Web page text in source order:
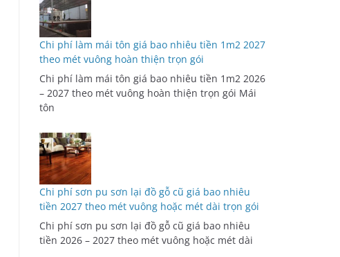
Chi phí làm mái tôn giá bao nhiêu tiền 1m2 2027
theo mét vuông hoàn thiện trọn gói
Chi phí làm mái tôn giá bao nhiêu tiền 1m2 2026
– 2027 theo mét vuông hoàn thiện trọn gói Mái
tôn
Chi phí sơn pu sơn lại đồ gỗ cũ giá bao nhiêu
tiền 2027 theo mét vuông hoặc mét dài trọn gói
Chi phí sơn pu sơn lại đồ gỗ cũ giá bao nhiêu
tiền 2026 – 2027 theo mét vuông hoặc mét dài